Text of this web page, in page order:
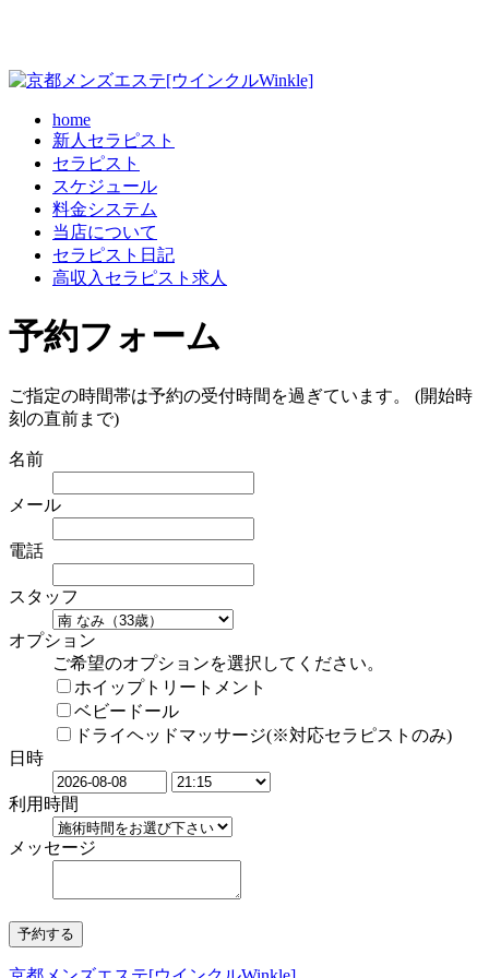
home
新人セラピスト
セラピスト
スケジュール
料金システム
当店について
セラピスト日記
高収入セラピスト求人
予約フォーム
ご指定の時間帯は予約の受付時間を過ぎています。 (開始時
刻の直前まで)
名前
メール
電話
スタッフ
オプション
ご希望のオプションを選択してください。
ホイップトリートメント
ベビードール
ドライヘッドマッサージ(※対応セラピストのみ)
日時
利用時間
メッセージ